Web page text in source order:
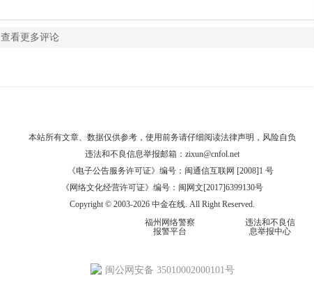
查看更多评论
本站所有文章、数据仅供参考，使用前务请仔细阅读法律声明 ，风险自负
违法和不良信息举报邮箱： zixun@cnfol.net
《电子公告服务许可证》编号：闽通信互联网 [2008]1 号
《网络文化经营许可证》编号：闽网文[2017]6399130号
Copyright © 2003-2026 中金在线. All Right Reserved.
福州网络警察
报警平台
违法和不良信
息举报中心
闽公网安备 35010002000101号